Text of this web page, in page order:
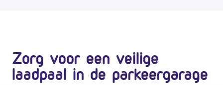
Zorg voor een veilige
laadpaal in de parkeergarage